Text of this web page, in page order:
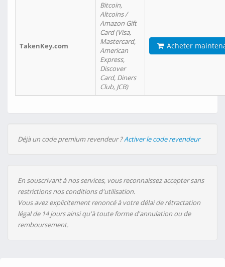
TakenKey.com
Bitcoin,
Altcoins /
Amazon Gift
Card (Visa,
Mastercard,
American
Express,
Discover
Card, Diners
Club, JCB)
Acheter
Déjà un code premium revendeur ?Activer le code revendeur
En souscrivant à nos services, vous reconnaissez accepter sans
restrictions nos conditions d'utilisation.
Vous avez explicitement renoncé à votre délai de rétractation
légal de 14 jours ainsi qu'à toute forme d'annulation ou de
remboursement.